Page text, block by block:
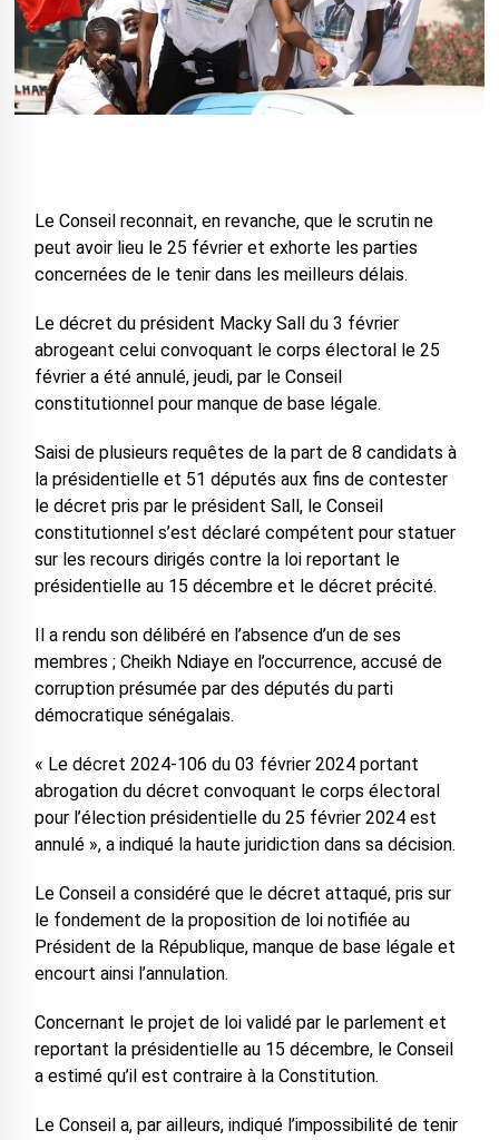
Le Conseil reconnait, en revanche, que le scrutin ne
peut avoir lieu le 25 février et exhorte les parties
concernées de le tenir dans les meilleurs délais.
Le décret du président Macky Sall du 3 février
abrogeant celui convoquant le corps électoral le 25
février a été annulé, jeudi, par le Conseil
constitutionnel pour manque de base légale.
Saisi de plusieurs requêtes de la part de 8 candidats à
la présidentielle et 51 députés aux fins de contester
le décret pris par le président Sall, le Conseil
constitutionnel s’est déclaré compétent pour statuer
sur les recours dirigés contre la loi reportant le
présidentielle au 15 décembre et le décret précité.
Il a rendu son délibéré en l’absence d’un de ses
membres ; Cheikh Ndiaye en l’occurrence, accusé de
corruption présumée par des députés du parti
démocratique sénégalais.
« Le décret 2024-106 du 03 février 2024 portant
abrogation du décret convoquant le corps électoral
pour l’élection présidentielle du 25 février 2024 est
annulé », a indiqué la haute juridiction dans sa décision.
Le Conseil a considéré que le décret attaqué, pris sur
le fondement de la proposition de loi notifiée au
Président de la République, manque de base légale et
encourt ainsi l’annulation.
Concernant le projet de loi validé par le parlement et
reportant la présidentielle au 15 décembre, le Conseil
a estimé qu’il est contraire à la Constitution.
Le Conseil a, par ailleurs, indiqué l’impossibilité de tenir